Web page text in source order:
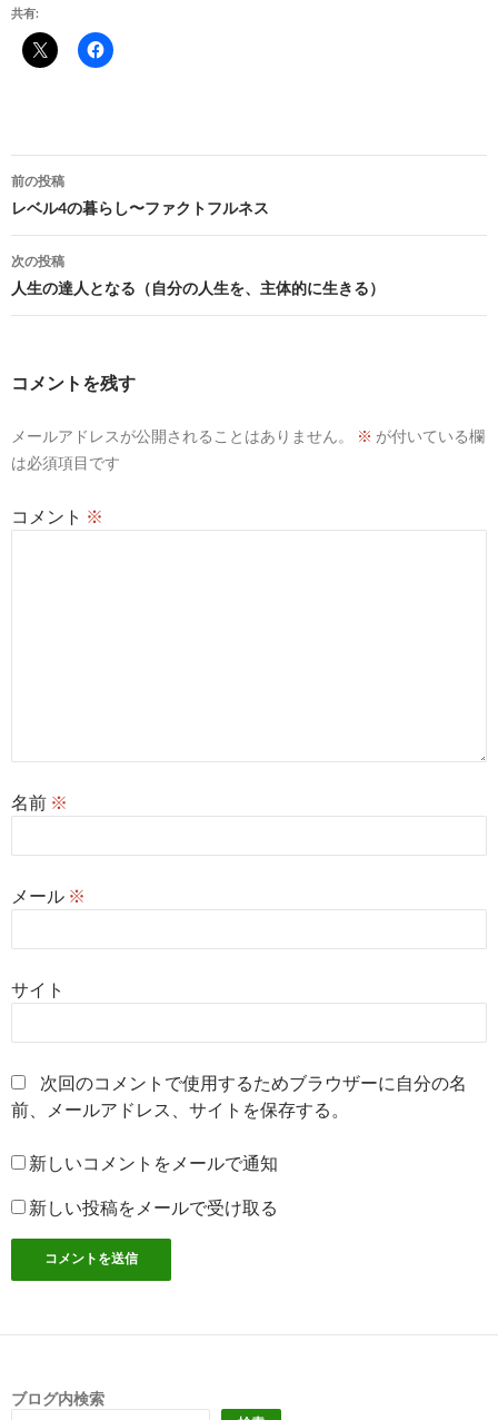
共有:
投
稿
ナ
ビ
ゲ
ョ
前の投稿
レベル4の暮らし〜ファクトフルネス
次の投稿
人生の達人となる（自分の人生を、主体的に生きる）
コメントを残す
メールアドレスが公開されることはありません。 ※ が付いている欄
は必須項目です
コメント ※
名前 ※
メール ※
サイト
次回のコメントで使用するためブラウザーに自分の名
前、メールアドレス、サイトを保存する。
新しいコメントをメールで通知
新しい投稿をメールで受け取る
ブログ内検索